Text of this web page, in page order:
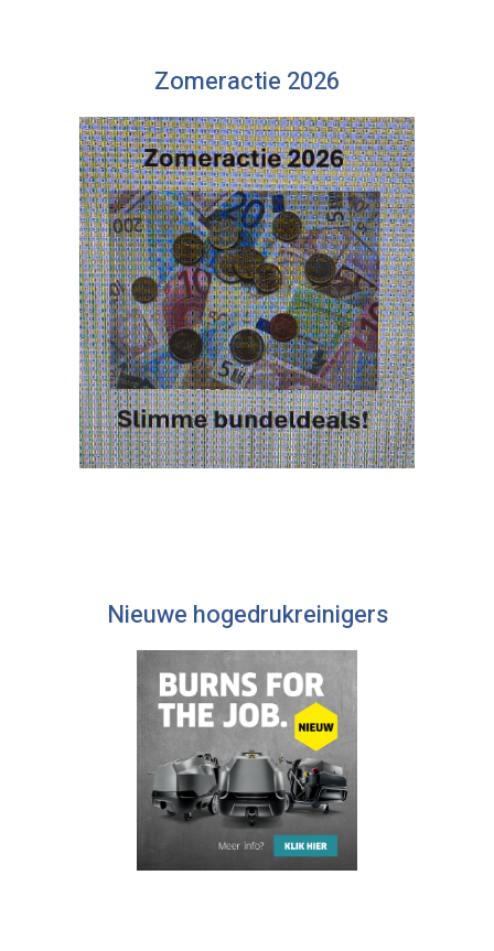
Zomeractie 2026
Nieuwe hogedrukreinigers